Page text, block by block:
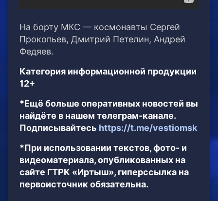
На борту МКС — космонавты Сергей
Прокопьев, Дмитрий Петелин, Андрей
Федяев.
Категория информационной продукции
12+
*Ещё больше оперативных новостей вы
найдёте в нашем телеграм-канале.
Подписывайтесь https://t.me/vestiomsk
*При использовании текстов, фото- и
видеоматериала, опубликованных на
сайте ГТРК «Иртыш», гиперссылка на
первоисточник обязательна.